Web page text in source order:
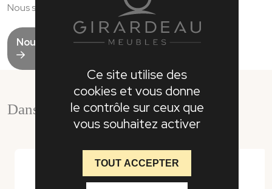
Nous serons ravis de vous renseigner
Nous contacter
Dans la même collection
Ce site utilise des
cookies et vous donne
le contrôle sur ceux que
vous souhaitez activer
TOUT ACCEPTER